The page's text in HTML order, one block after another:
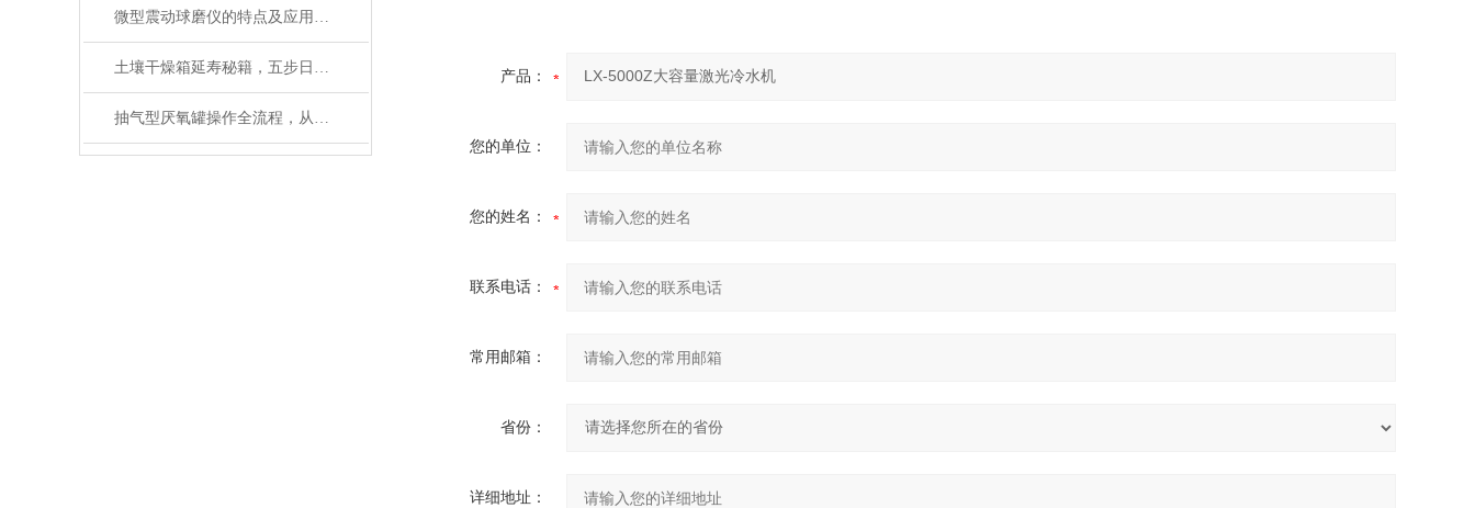
微型震动球磨仪的特点及应用领域说明
土壤干燥箱延寿秘籍，五步日常养护法让实验数据更精准
抽气型厌氧罐操作全流程，从设备准备到微生物培养的标准化指南
产品：
您的单位：
您的姓名：
联系电话：
常用邮箱：
省份：
详细地址：